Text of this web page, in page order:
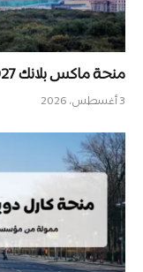
منحة ماكس بلانك 2027 في ألمانيا | ممولة بالكامل
3 أغسطس، 2026